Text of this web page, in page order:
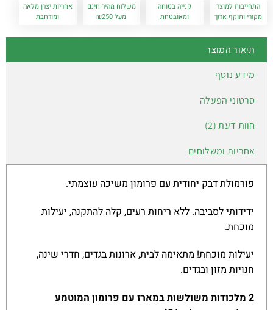
התחייבות למוצר
מקורי ותוקף ארוך
קנייה בטוחה
ומאובטחת
משלוח מהיר חינם
מעל ₪250
אחריות יצרן מלאה
ומורחבת
תיאור המוצר
מידע נוסף
סרטוני הפעלה
חוות דעת (2)
אחריות ומשלוחים
פורמולת דבק יחודית עם פרומון משיכה עוצמתי.
ידידותי לסביבה. ללא ריחות רעים, קלה להתקנה, יעילות
מוכחת.
יעילות מוכחת! מתאימה לבית, ארונות בגדים, חדרי שינה,
חנויות מזון ובגדים.
2 מלכודות משולשות במארז עם פרומון המוטמע